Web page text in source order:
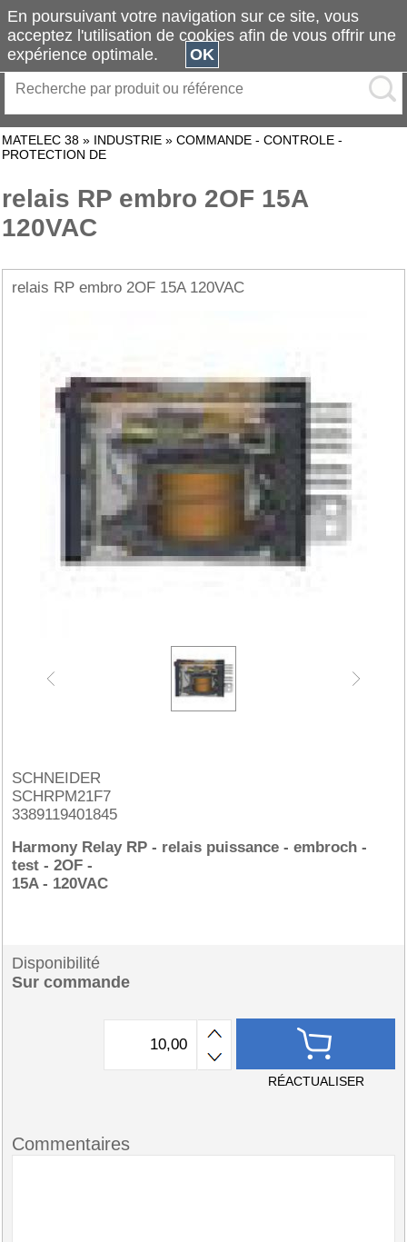
MATELEC 38 » INDUSTRIE » COMMANDE - CONTROLE -
PROTECTION DE
relais RP embro 2OF 15A
120VAC
relais RP embro 2OF 15A 120VAC
SCHNEIDER
SCHRPM21F7
3389119401845
Harmony Relay RP - relais puissance - embroch -
test - 2OF -
15A - 120VAC
Disponibilité
Sur commande
RÉACTUALISER
Commentaires
En poursuivant votre navigation sur ce site, vous
acceptez l'utilisation de cookies afin de vous offrir une
expérience optimale.
OK